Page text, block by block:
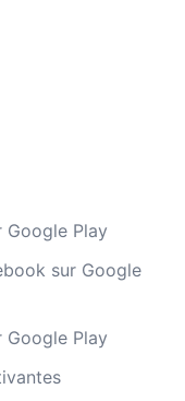
Google Play
sur Google
Google Play